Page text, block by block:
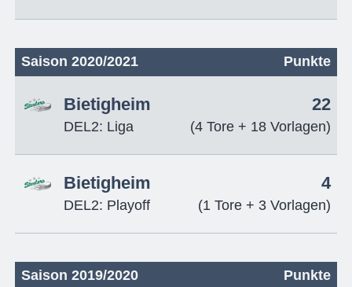
Saison 2020/2021 Punkte
Bietigheim
DEL2: Liga
22
(4 Tore + 18 Vorlagen)
Bietigheim
DEL2: Playoff
4
(1 Tore + 3 Vorlagen)
Saison 2019/2020 Punkte